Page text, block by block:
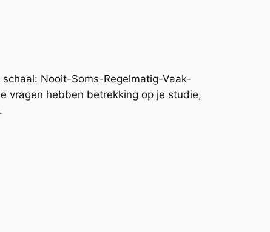
Nooit-Soms-Regelmatig-Vaak-
vragen hebben betrekking op je studie,